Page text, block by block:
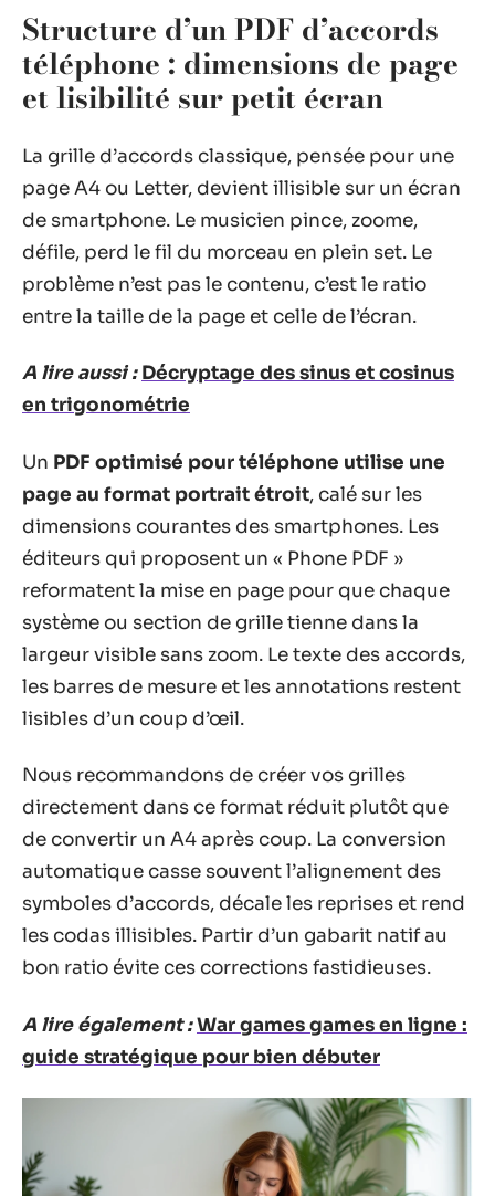
Structure d’un PDF d’accords
téléphone : dimensions de page
et lisibilité sur petit écran
La grille d’accords classique, pensée pour une
page A4 ou Letter, devient illisible sur un écran
de smartphone. Le musicien pince, zoome,
défile, perd le fil du morceau en plein set. Le
problème n’est pas le contenu, c’est le ratio
entre la taille de la page et celle de l’écran.
A lire aussi : Décryptage des sinus et cosinus
en trigonométrie
Un PDF optimisé pour téléphone utilise une
page au format portrait étroit, calé sur les
dimensions courantes des smartphones. Les
éditeurs qui proposent un « Phone PDF »
reformatent la mise en page pour que chaque
système ou section de grille tienne dans la
largeur visible sans zoom. Le texte des accords,
les barres de mesure et les annotations restent
lisibles d’un coup d’œil.
Nous recommandons de créer vos grilles
directement dans ce format réduit plutôt que
de convertir un A4 après coup. La conversion
automatique casse souvent l’alignement des
symboles d’accords, décale les reprises et rend
les codas illisibles. Partir d’un gabarit natif au
bon ratio évite ces corrections fastidieuses.
A lire également :War games games en ligne :
guide stratégique pour bien débuter